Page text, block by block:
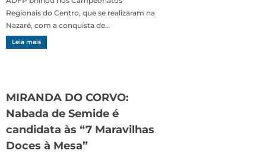
Regionais do Centro, que se realizaram na
Nazaré, com a conquista de…
Leia mais
MIRANDA DO CORVO:
Nabada de Semide é
candidata às “7 Maravilhas
Doces à Mesa”